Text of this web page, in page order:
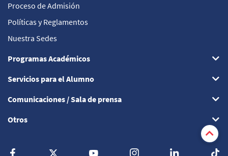
Proceso de Admisión
Políticas y Reglamentos
Nuestra Sedes
Programas Académicos
Servicios para el Alumno
Comunicaciones / Sala de prensa
Otros